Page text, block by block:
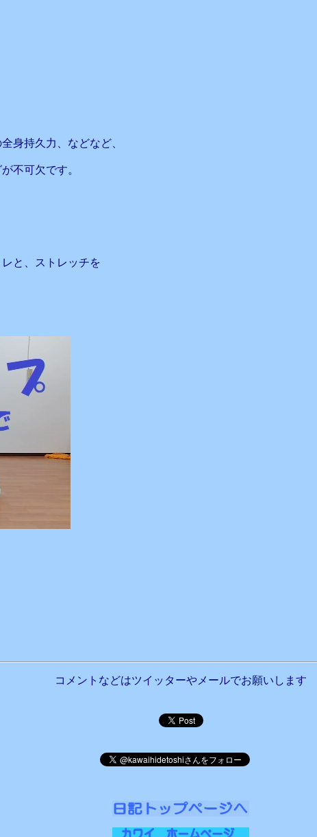
身持久力、などなど、
不可欠です。
と、ストレッチを
コメントなどはツイッターやメールでお願いします